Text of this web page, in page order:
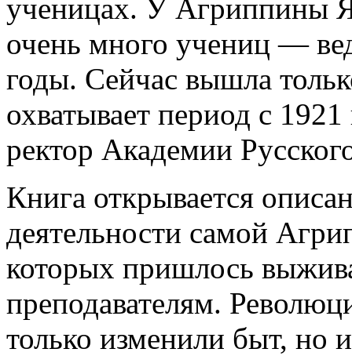
ученицах. У Агриппины
очень много учениц —
годы. Сейчас вышла
охватывает период с
ректор Академии
Книга открывается
деятельности самой
которых пришлось
преподавателям.
только изменили быт, но